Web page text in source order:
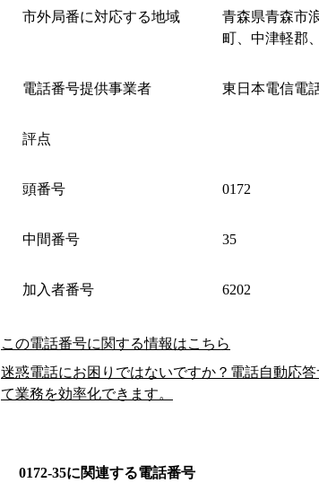
市外局番に対応する地域
青森県青森市
町、中津軽郡
電話番号提供事業者 東日本電信電
評点
頭番号 0172
中間番号 35
加入者番号 6202
この電話番号に関する情報はこちら
迷惑電話にお困りではないですか？電話自動応
て業務を効率化できます。
0172-35に関連する電話番号